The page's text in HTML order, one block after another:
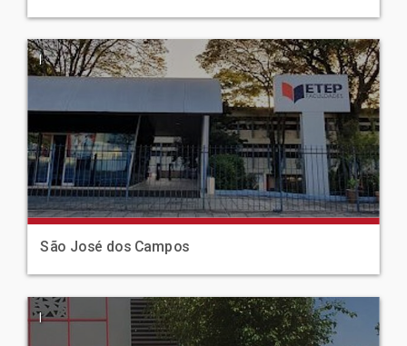
|
São José dos Campos
|